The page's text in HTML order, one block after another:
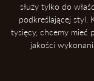
służy tylko do
podkreślającej styl.
tysięcy, chcemy mieć
jakości